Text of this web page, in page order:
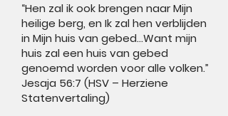
“Hen zal ik ook brengen naar Mijn
heilige berg, en Ik zal hen verblijden
in Mijn huis van gebed...Want mijn
huis zal een huis van gebed
genoemd worden voor alle volken.”
Jesaja 56:7 (HSV – Herziene
Statenvertaling)